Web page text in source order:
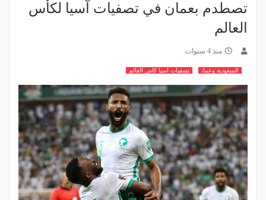
تصطدم بعمان في تصفيات آسيا لكأس
العالم
منذ 4 سنوات
السعودية وعمان تصفيات اسيا كاس العالم